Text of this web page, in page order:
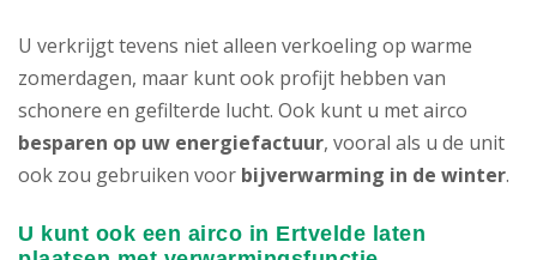
U verkrijgt tevens niet alleen verkoeling op warme
zomerdagen, maar kunt ook profijt hebben van
schonere en gefilterde lucht. Ook kunt u met airco
besparen op uw energiefactuur, vooral als u de unit
ook zou gebruiken voor bijverwarming in de winter.
U kunt ook een airco in Ertvelde laten